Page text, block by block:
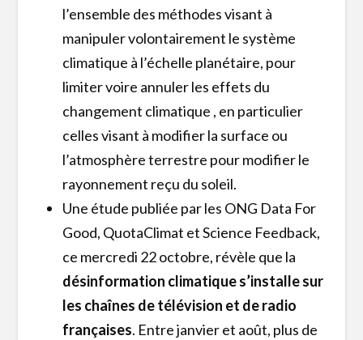
l’ensemble des méthodes visant à
manipuler volontairement le système
climatique à l’échelle planétaire, pour
limiter voire annuler les effets du
changement climatique , en particulier
celles visant à modifier la surface ou
l’atmosphère terrestre pour modifier le
rayonnement reçu du soleil.
Une étude publiée par les ONG Data For
Good, QuotaClimat et Science Feedback,
ce mercredi 22 octobre, révèle que la
désinformation climatique s’installe sur
les chaînes de télévision et de radio
françaises. Entre janvier et août, plus de